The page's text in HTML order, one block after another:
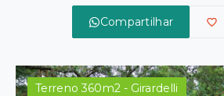
Compartilhar
Terreno 360m2 - Girardelli